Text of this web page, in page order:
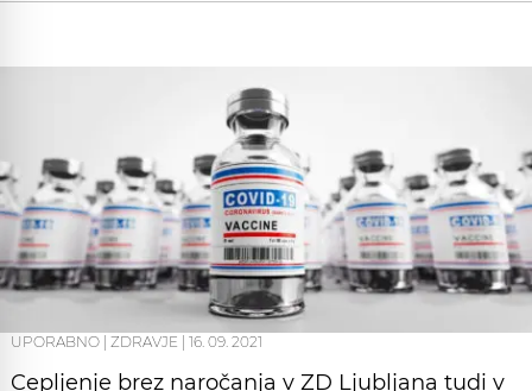
UPORABNO | ZDRAVJE | 16. 09. 2021
Cepljenje brez naročanja v ZD Ljubljana tudi v